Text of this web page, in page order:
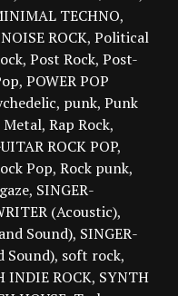
TECHNO
NOISE ROCK Political
Post Rock Post-
POWER POP
punk Punk
Metal Rap Rock
ROCK POP
Pop Rock punk
SINGER-
(Acoustic)
Sound) SINGER-
Sound) soft rock
INDIE ROCK SYNTH